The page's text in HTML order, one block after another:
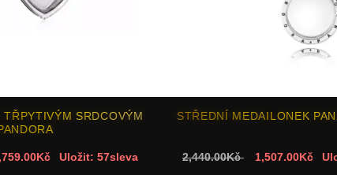
SRDCOVÝM
Uložit: 57sleva
STŘEDNÍ MEDAILONEK
2,440.00Kč 1,507.00Kč